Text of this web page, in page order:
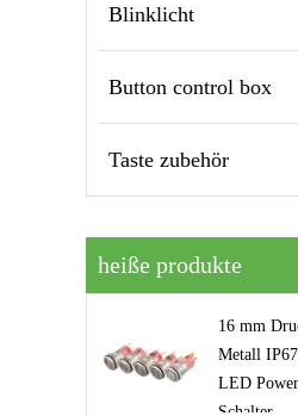
Blinklicht
Button control box
Taste zubehör
heiße produkte
16 mm
Metall
LED
Schalter